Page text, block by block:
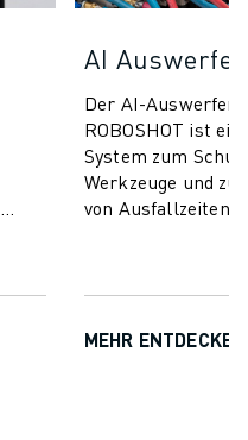
AI
Der AI-
ROBOSHOT ist
System zum
Werkzeuge und
von Ausfallzeiten.
MEHR ENTDECKEN